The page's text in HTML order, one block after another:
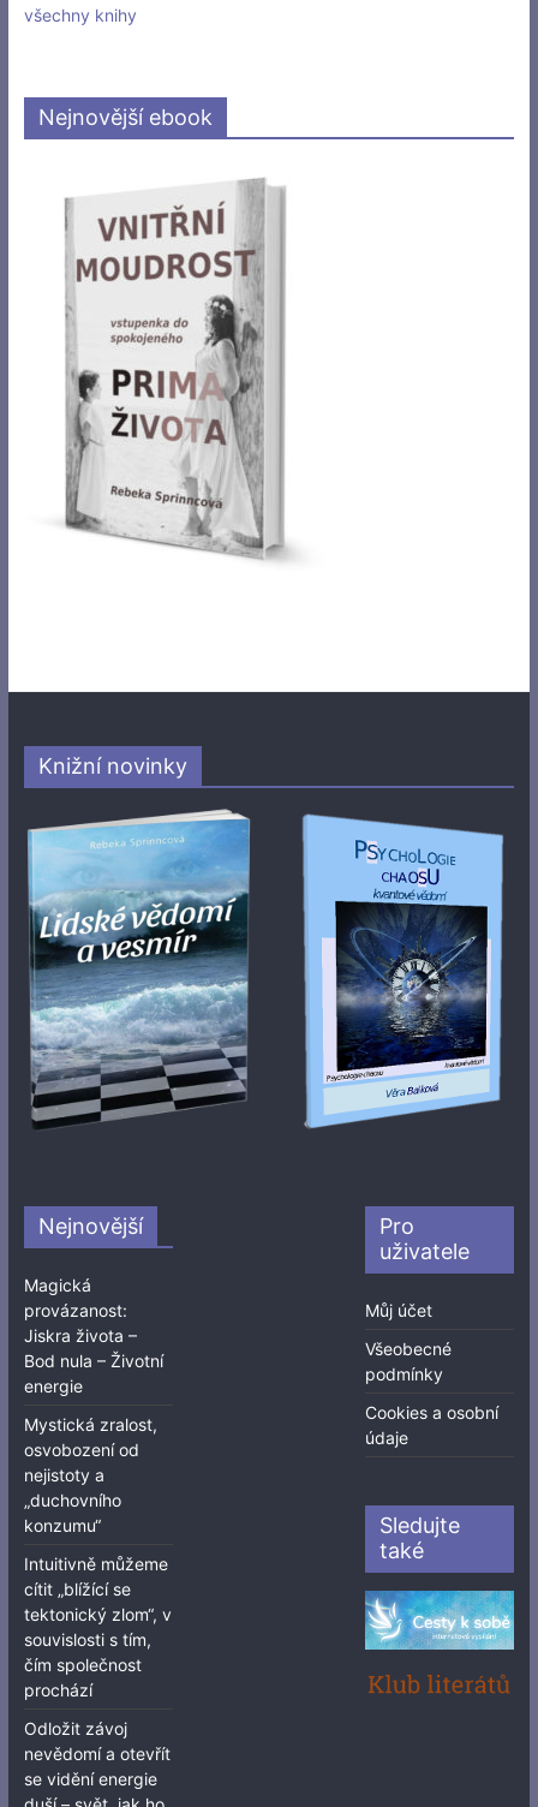
všechny knihy
Nejnovější ebook
Knižní novinky
Nejnovější
Magická
provázanost:
Jiskra života –
Bod nula – Životní
energie
Mystická zralost,
osvobození od
nejistoty a
„duchovního
konzumu“
Intuitivně můžeme
cítit „blížící se
tektonický zlom“, v
souvislosti s tím,
čím společnost
prochází
Odložit závoj
nevědomí a otevřít
se vidění energie
Pro
uživatele
Můj účet
Všeobecné
podmínky
Cookies a osobní
údaje
Sledujte
také